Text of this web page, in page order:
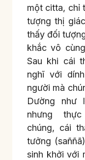
một citta, chỉ
tượng thị
thấy đối
khắc vô
Sau khi cái
nghĩ với
người mà
Dường như
nhưng thực
chúng, cái
tưởng
sinh khởi với